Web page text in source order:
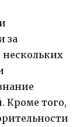
за
нескольких
Кроме того,